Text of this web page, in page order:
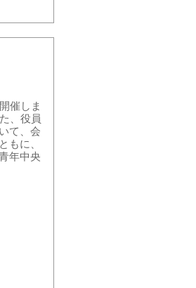
催しま
、役員
て、会
もに、
年中央